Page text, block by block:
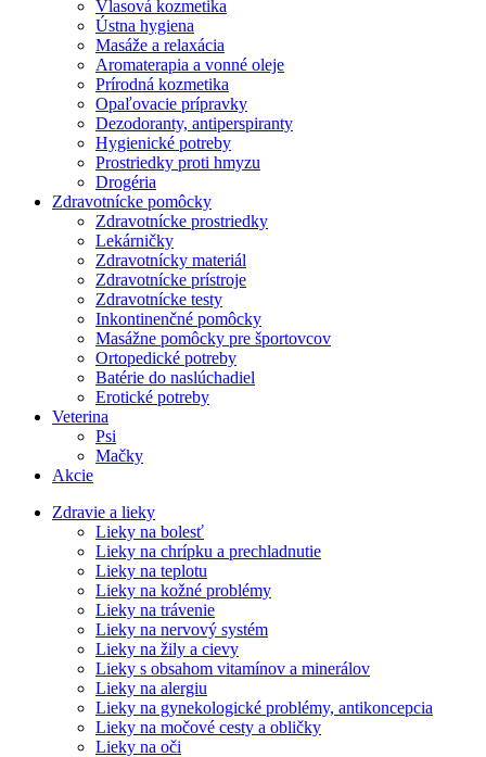
Vlasová kozmetika
Ústna hygiena
Masáže a relaxácia
Aromaterapia a vonné oleje
Prírodná kozmetika
Opaľovacie prípravky
Dezodoranty, antiperspiranty
Hygienické potreby
Prostriedky proti hmyzu
Drogéria
Zdravotnícke pomôcky
Zdravotnícke prostriedky
Lekárničky
Zdravotnícky materiál
Zdravotnícke prístroje
Zdravotnícke testy
Inkontinenčné pomôcky
Masážne pomôcky pre športovcov
Ortopedické potreby
Batérie do naslúchadiel
Erotické potreby
Veterina
Psi
Mačky
Akcie
Zdravie a lieky
Lieky na bolesť
Lieky na chrípku a prechladnutie
Lieky na teplotu
Lieky na kožné problémy
Lieky na trávenie
Lieky na nervový systém
Lieky na žily a cievy
Lieky s obsahom vitamínov a minerálov
Lieky na alergiu
Lieky na gynekologické problémy, antikoncepcia
Lieky na močové cesty a obličky
Lieky na oči